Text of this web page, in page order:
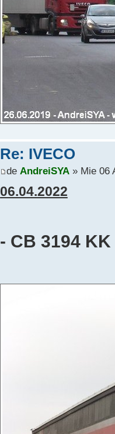
Re: IVECO
de AndreiSYA» Mie 06
06.04.2022
- CB 3194 KK